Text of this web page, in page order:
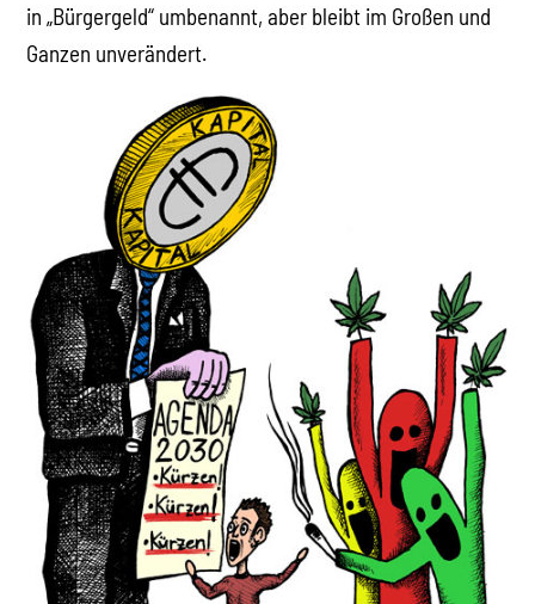
in „Bürgergeld“ umbenannt, aber bleibt im Großen und
Ganzen unverändert.